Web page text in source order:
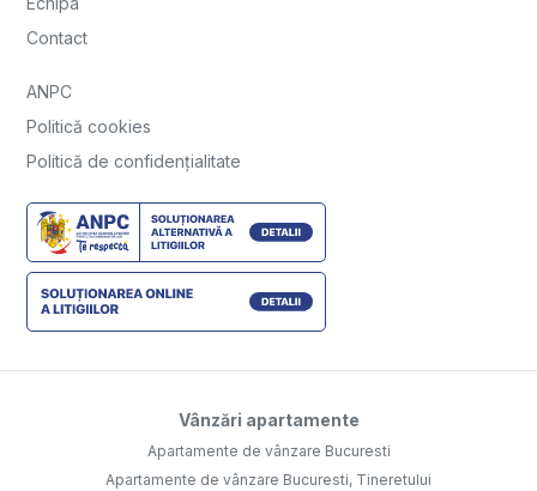
Contact
ANPC
Politică cookies
Politică de confidențialitate
Vânzări apartamente
Apartamente de vânzare Bucuresti
Apartamente de vânzare Bucuresti, Tineretului